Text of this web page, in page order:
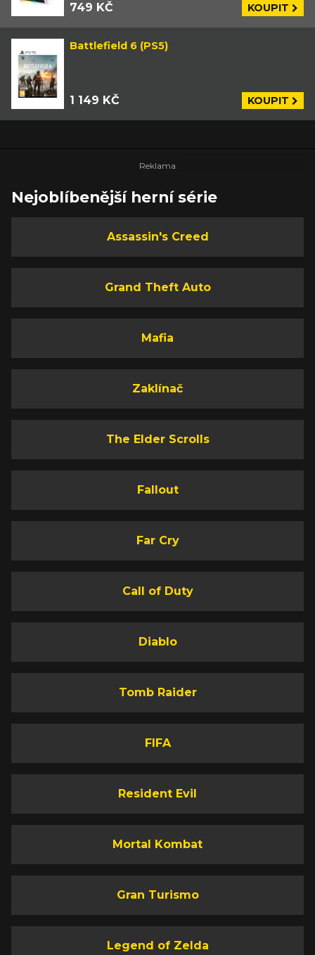
749 KČ KOUPIT
Battlefield 6 (PS5)
1 149 KČ KOUPIT
Nejoblíbenější herní série
Assassin's Creed
Grand Theft Auto
Mafia
Zaklínač
The Elder Scrolls
Fallout
Far Cry
Call of Duty
Diablo
Tomb Raider
FIFA
Resident Evil
Mortal Kombat
Gran Turismo
Legend of Zelda